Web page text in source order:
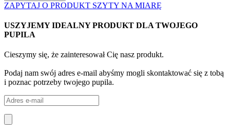
ZAPYTAJ O PRODUKT SZYTY NA MIARĘ
USZYJEMY IDEALNY PRODUKT DLA TWOJEGO
PUPILA
Cieszymy się, że zainteresował Cię nasz produkt.
Podaj nam swój adres e-mail abyśmy mogli skontaktować się z tobą
i poznac potrzeby twojego pupila.